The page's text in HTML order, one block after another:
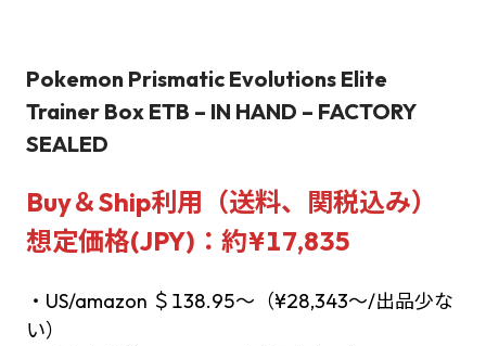
Pokemon Prismatic Evolutions Elite
Trainer Box ETB – IN HAND – FACTORY
SEALED
Buy＆Ship利用（送料、関税込み）
想定価格(JPY)：約¥17,835
・US/amazon ＄138.95～（¥28,343～/出品少な
い）